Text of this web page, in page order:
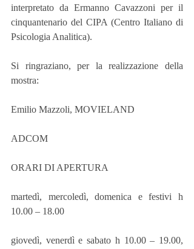
interpretato da Ermanno Cavazzoni per il
cinquantenario del CIPA (Centro Italiano di
Psicologia Analitica).
Si ringraziano, per la realizzazione della
mostra:
Emilio Mazzoli, MOVIELAND
ADCOM
ORARI DI APERTURA
martedì, mercoledì, domenica e festivi h
10.00 – 18.00
giovedì, venerdì e sabato h 10.00 – 19.00,